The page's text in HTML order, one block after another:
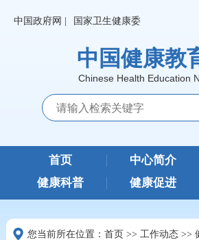
中国政府网 | 国家卫生健康委
中国健康教
Chinese Health Education
首页 中心简介
健康科普
健康促进
您当前所在位置： 首页 >> 工作动态>>